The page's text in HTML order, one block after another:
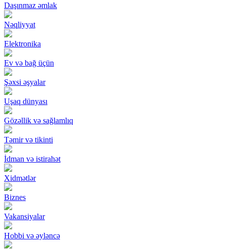
Daşınmaz əmlak
Nəqliyyat
Elektronika
Ev və bağ üçün
Şəxsi əşyalar
Uşaq dünyası
Gözəllik və sağlamlıq
Təmir və tikinti
İdman və istirahət
Xidmətlər
Biznes
Vakansiyalar
Hobbi və əyləncə